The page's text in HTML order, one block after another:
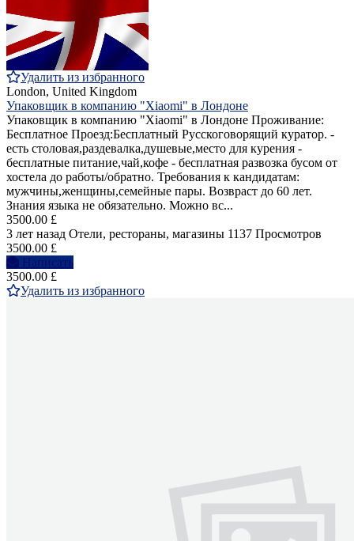
Удалить из избранного
London, United Kingdom
Упаковщик в компанию "Xiaomi" в Лондоне
Упаковщик в компанию "Xiaomi" в Лондоне Проживание:
Бесплатное Проезд:Бесплатный Русскоговорящий куратор. -
есть столовая,раздевалка,душевые,место для курения -
бесплатные питание,чай,кофе - бесплатная развозка бусом от
хостела до работы/обратно. Требования к кандидатам:
мужчины,женщины,семейные пары. Возвраст до 60 лет.
Знания языка не обязательно. Можно вс...
3500.00 £
3 лет назад Отели, рестораны, магазины 1137 Просмотров
3500.00 £
Написать
3500.00 £
Удалить из избранного